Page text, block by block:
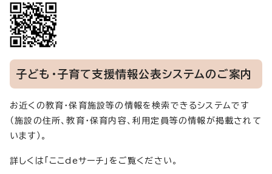
子ども・子育て支援情報公表システムのご案内
お近くの教育・保育施設等の情報を検索できるシステムです
（施設の住所、教育・保育内容、利用定員等の情報が掲載されて
います）。
詳しくは「ここdeサーチ」をご覧ください。